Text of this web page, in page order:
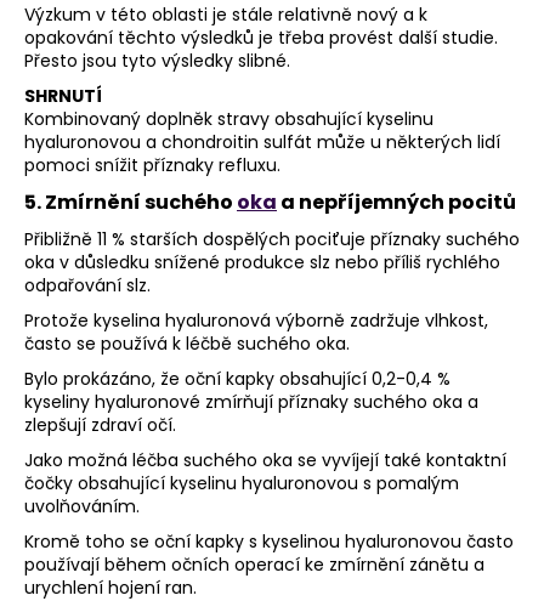
Výzkum v této oblasti je stále relativně nový a k
opakování těchto výsledků je třeba provést další studie.
Přesto jsou tyto výsledky slibné.
SHRNUTÍ
Kombinovaný doplněk stravy obsahující kyselinu
hyaluronovou a chondroitin sulfát může u některých lidí
pomoci snížit příznaky refluxu.
5. Zmírnění suchého oka a nepříjemných pocitů
Přibližně 11 % starších dospělých pociťuje příznaky suchého
oka v důsledku snížené produkce slz nebo příliš rychlého
odpařování slz.
Protože kyselina hyaluronová výborně zadržuje vlhkost,
často se používá k léčbě suchého oka.
Bylo prokázáno, že oční kapky obsahující 0,2-0,4 %
kyseliny hyaluronové zmírňují příznaky suchého oka a
zlepšují zdraví očí.
Jako možná léčba suchého oka se vyvíjejí také kontaktní
čočky obsahující kyselinu hyaluronovou s pomalým
uvolňováním.
Kromě toho se oční kapky s kyselinou hyaluronovou často
používají během očních operací ke zmírnění zánětu a
urychlení hojení ran.